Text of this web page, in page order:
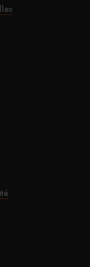
à Paris
Christophe
Légion
au Touquet